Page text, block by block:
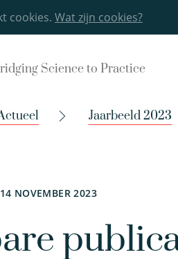
cookies. Wat zijn cookies?
Science to Practice
Jaarbeeld 2023
14 NOVEMBER 2023